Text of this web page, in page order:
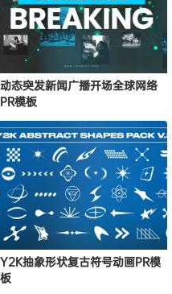
动态突发新闻广播开场全球网络
PR模板
Y2K抽象形状复古符号动画PR模
板